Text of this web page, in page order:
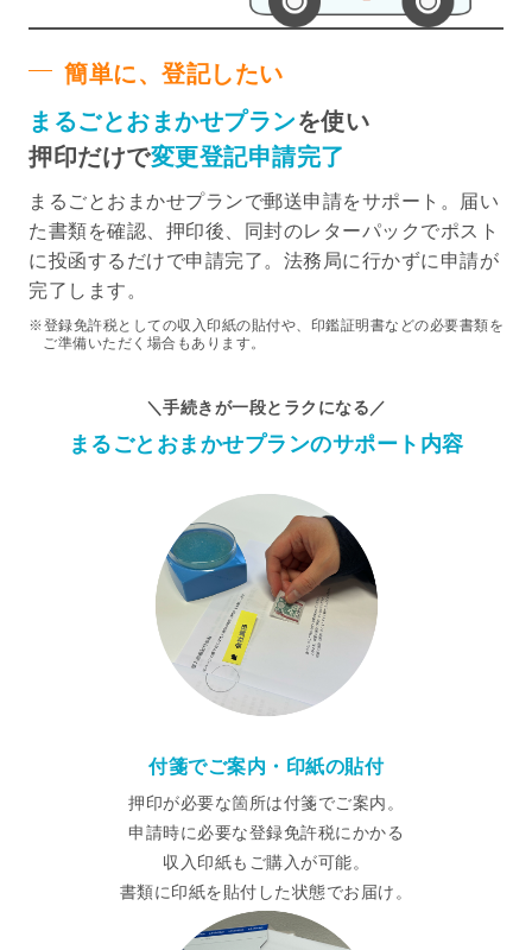
簡単に、登記したい
まるごとおまかせプランを使い
押印だけで変更登記申請完了
まるごとおまかせプランで郵送申請をサポート。届い
た書類を確認、押印後、同封のレターパックでポスト
に投函するだけで申請完了。法務局に行かずに申請が
完了します。
登録免許税としての収入印紙の貼付や、印鑑証明書などの必要書類を
ご準備いただく場合もあります。
＼手続きが一段とラクになる／
まるごとおまかせプランのサポート内容
付箋でご案内・印紙の貼付
押印が必要な箇所は付箋でご案内。
申請時に必要な登録免許税にかかる
収入印紙もご購入が可能。
書類に印紙を貼付した状態でお届け。